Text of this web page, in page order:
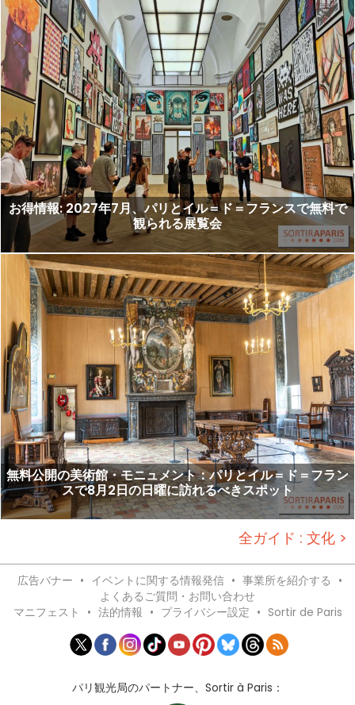
お得情報: 2027年7月、パリとイル＝ド＝フランスで無料で
観られる展覧会
無料公開の美術館・モニュメント：パリとイル＝ド＝フラン
スで8月2日の日曜に訪れるべきスポット
全ガイド : 文化 >
広告バナー • イベントに関する情報発信 • 事業所を紹介する •
よくあるご質問・お問い合わせ
マニフェスト
• 法的情報 • プライバシー設定 • Sortir de Paris
パリ観光局のパートナー、Sortir à Paris：